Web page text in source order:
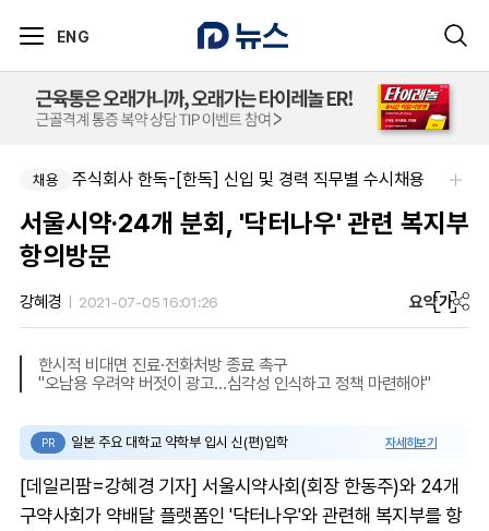
ENG
채용 주식회사 한독-[한독] 신입 및 경력 직무별 수시채용
서울시약·24개 분회, '닥터나우' 관련 복지부
항의방문
강혜경 2021-07-05 16:01:26 요약가
한시적 비대면 진료·전화처방 종료 촉구
"오남용 우려약 버젓이 광고…심각성 인식하고 정책 마련해야"
PR 일본 주요 대학교 약학부 입시 신(편)입학 자세히보기
[데일리팜=강혜경 기자] 서울시약사회(회장 한동주)와 24개
구약사회가 약배달 플랫폼인 '닥터나우'와 관련해 복지부를 항